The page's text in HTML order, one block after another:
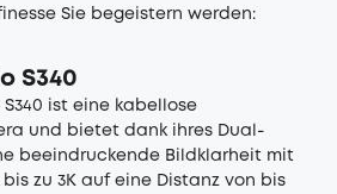
Sie begeistern werden:
S340
ist eine kabellose
und bietet dank ihres Dual-
beeindruckende Bildklarheit mit
zu 3K auf eine Distanz von bis